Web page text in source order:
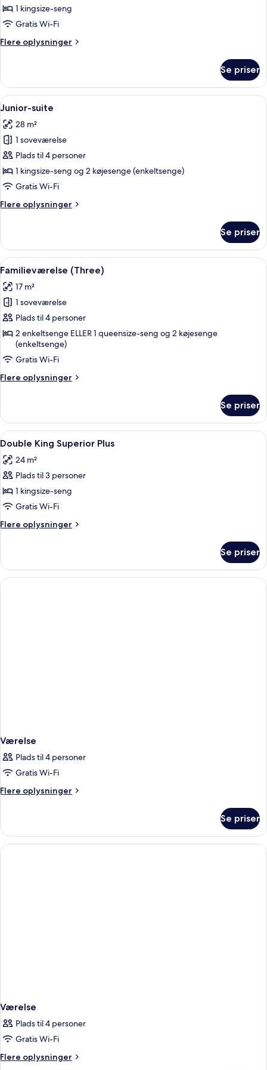
(Presidential)
1 kingsize-seng
Gratis Wi-Fi
Flere oplysninger
Flere
(Presidential)
Se priser
Indlæs
alle
billeder
af
Junior-
suite
Et moderne hotelværelse med en
4
Junior-suite
28 m²
1 soveværelse
Plads til 4 personer
1 kingsize-seng og 2 køjesenge (enkeltsenge)
Gratis Wi-Fi
Flere oplysninger
Flere
suite
Se priser
Indlæs
alle
billeder
af
Familieværelse
(Three)
Et hotelværelse med køjeseng,
4
Familieværelse (Three)
17 m²
1 soveværelse
Plads til 4 personer
2 enkeltsenge ELLER 1 queensize-seng og 2 køjesenge
(enkeltsenge)
Gratis Wi-Fi
Flere oplysninger
Flere
(Three)
Se priser
Indlæs
alle
billeder
af
Double
King
Superior
Plus
Minibar, pengeskab på værelset,
13
Double King Superior Plus
24 m²
Plads til 3 personer
1 kingsize-seng
Gratis Wi-Fi
Flere oplysninger
Flere
King
Superior
Plus
Se priser
Værelse
Plads til 4 personer
Gratis Wi-Fi
Flere oplysninger
Flere
Se priser
Værelse
Plads til 4 personer
Gratis Wi-Fi
Flere oplysninger
Flere